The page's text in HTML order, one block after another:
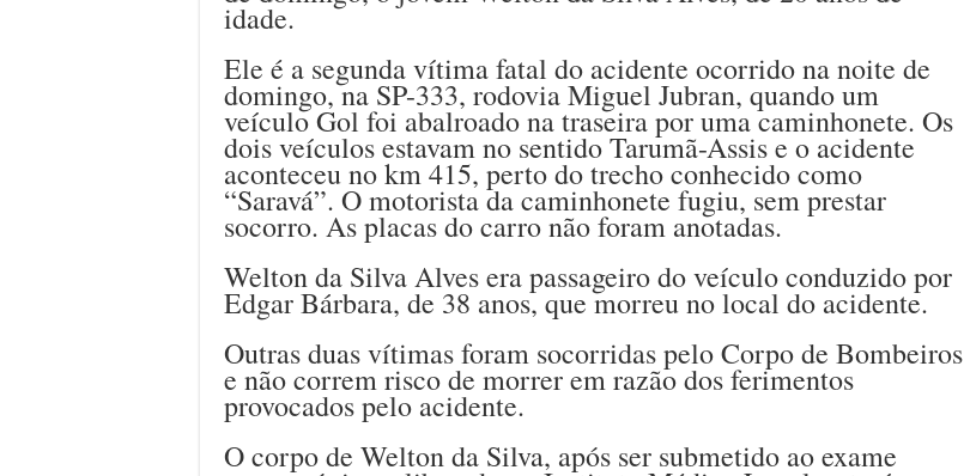
idade.
Ele é a segunda vítima fatal do acidente ocorrido na noite de
domingo, na SP-333, rodovia Miguel Jubran, quando um
veículo Gol foi abalroado na traseira por uma caminhonete. Os
dois veículos estavam no sentido Tarumã-Assis e o acidente
aconteceu no km 415, perto do trecho conhecido como
“Saravá”. O motorista da caminhonete fugiu, sem prestar
socorro. As placas do carro não foram anotadas.
Welton da Silva Alves era passageiro do veículo conduzido por
Edgar Bárbara, de 38 anos, que morreu no local do acidente.
Outras duas vítimas foram socorridas pelo Corpo de Bombeiros
e não correm risco de morrer em razão dos ferimentos
provocados pelo acidente.
O corpo de Welton da Silva, após ser submetido ao exame